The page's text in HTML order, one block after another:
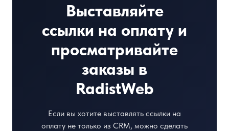
Выставляйте
ссылки на оплату и
просматривайте
заказы в
RadistWeb
Если вы хотите выставлять ссылки на
оплату не только из CRM, можно сделать